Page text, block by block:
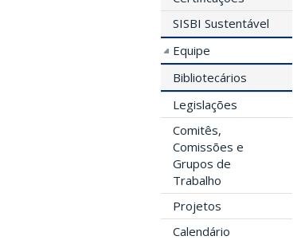
SISBI Sustentável
Equipe
Bibliotecários
Legislações
Comitês,
Comissões e
Grupos de
Trabalho
Projetos
Calendário